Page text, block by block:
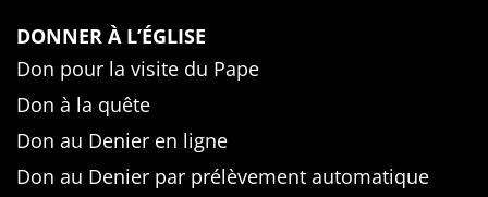
DONNER À L’ÉGLISE
Don pour la visite du Pape
Don à la quête
Don au Denier en ligne
Don au Denier par prélèvement automatique